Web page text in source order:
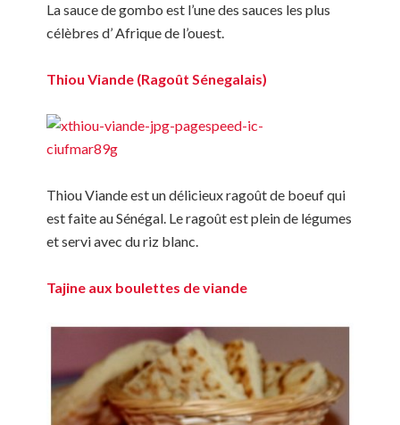
La sauce de gombo est l’une des sauces les plus
célèbres d’ Afrique de l’ouest.
Thiou Viande (Ragoût Sénegalais)
Thiou Viande est un délicieux ragoût de boeuf qui
est faite au Sénégal. Le ragoût est plein de légumes
et servi avec du riz blanc.
Tajine aux boulettes de viande